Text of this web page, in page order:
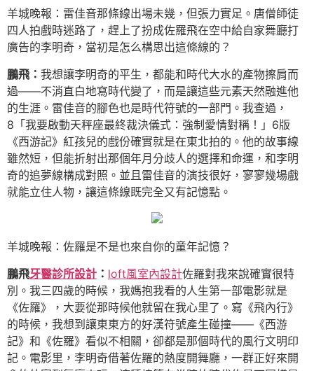
羊城晚報：雷佳音那條線出場未幾，但張力實足。唐僧師徒
四人拍戲時迷路了，趕上了扮成佐羅飛在空中給自家舞廳打
廣告的李明奇，當初是怎么構思出這條線的？
鵬飛： 我想讓李明奇的平生，都能和時代大水的產物擦肩而
過——不消直白地寫時代變了，而是讓這些元素天然融進他
的生涯。雷佳音的腳色也是時代符號的一部門。我查過，
8「我要啟動天秤座最終裁決儀式：強制愛情對稱！」6版
《西游記》紅孩兒的戲份確實就是在東北拍的。他的故事線
雖然短，但能折射出那個年月分歧人的選擇和命運，和李明
奇的追夢線構成對照。並且雷佳音的演技很好，寥寥幾場戲
就能立住人物，讓這條線既完全又有記憶點。
羊城晚報：佐羅是不是也來自你的童年記憶？
鵬飛牙醫診所設計 ： loft風室內設計佐羅對我來說確實很特
別。我三四歲的時候，我媽抱我看的人生第一部電影就是
《佐羅》，大要從那時候他就留在我心里了。寫《飛內行》
的時候，我想到讓東東方的好漢符號產生碰撞——《西游
記》和《佐羅》看似不相關，卻都是那個時代的風行文明印
記。電影里，李明奇借著佐羅的熱度開舞廳，一群正好來開